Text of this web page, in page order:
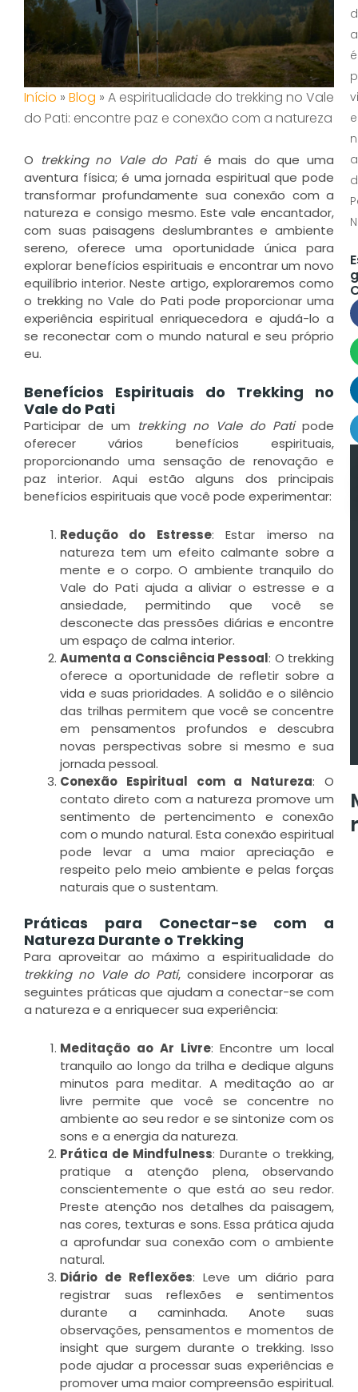
Início » Blog » A espiritualidade do trekking no Vale
do Pati: encontre paz e conexão com a natureza
O trekking no Vale do Patié mais do que uma
aventura física; é uma jornada espiritual que pode
transformar profundamente sua conexão com a
natureza e consigo mesmo. Este vale encantador,
com suas paisagens deslumbrantes e ambiente
sereno, oferece uma oportunidade única para
explorar benefícios espirituais e encontrar um novo
equilíbrio interior. Neste artigo, exploraremos como
o trekking no Vale do Pati pode proporcionar uma
experiência espiritual enriquecedora e ajudá-lo a
se reconectar com o mundo natural e seu próprio
eu.
Benefícios Espirituais do Trekking no
Vale do Pati
Participar de um trekking no Vale do Patipode
oferecer vários benefícios espirituais,
proporcionando uma sensação de renovação e
paz interior. Aqui estão alguns dos principais
benefícios espirituais que você pode experimentar:
Redução do Estresse: Estar imerso na
natureza tem um efeito calmante sobre a
mente e o corpo. O ambiente tranquilo do
Vale do Pati ajuda a aliviar o estresse e a
ansiedade, permitindo que você se
desconecte das pressões diárias e encontre
um espaço de calma interior.
Aumenta a Consciência Pessoal: O trekking
oferece a oportunidade de refletir sobre a
vida e suas prioridades. A solidão e o silêncio
das trilhas permitem que você se concentre
em pensamentos profundos e descubra
novas perspectivas sobre si mesmo e sua
jornada pessoal.
Conexão Espiritual com a Natureza: O
contato direto com a natureza promove um
sentimento de pertencimento e conexão
com o mundo natural. Esta conexão espiritual
pode levar a uma maior apreciação e
respeito pelo meio ambiente e pelas forças
naturais que o sustentam.
Práticas para Conectar-se com a
Natureza Durante o Trekking
Para aproveitar ao máximo a espiritualidade do
trekking no Vale do Pati, considere incorporar as
seguintes práticas que ajudam a conectar-se com
a natureza e a enriquecer sua experiência:
Meditação ao Ar Livre: Encontre um local
tranquilo ao longo da trilha e dedique alguns
minutos para meditar. A meditação ao ar
livre permite que você se concentre no
ambiente ao seu redor e se sintonize com os
sons e a energia da natureza.
Prática de Mindfulness: Durante o trekking,
pratique a atenção plena, observando
conscientemente o que está ao seu redor.
Preste atenção nos detalhes da paisagem,
nas cores, texturas e sons. Essa prática ajuda
a aprofundar sua conexão com o ambiente
natural.
Diário de Reflexões: Leve um diário para
registrar suas reflexões e sentimentos
durante a caminhada. Anote suas
observações, pensamentos e momentos de
insight que surgem durante o trekking. Isso
pode ajudar a processar suas experiências e
promover uma maior compreensão espiritual.
é